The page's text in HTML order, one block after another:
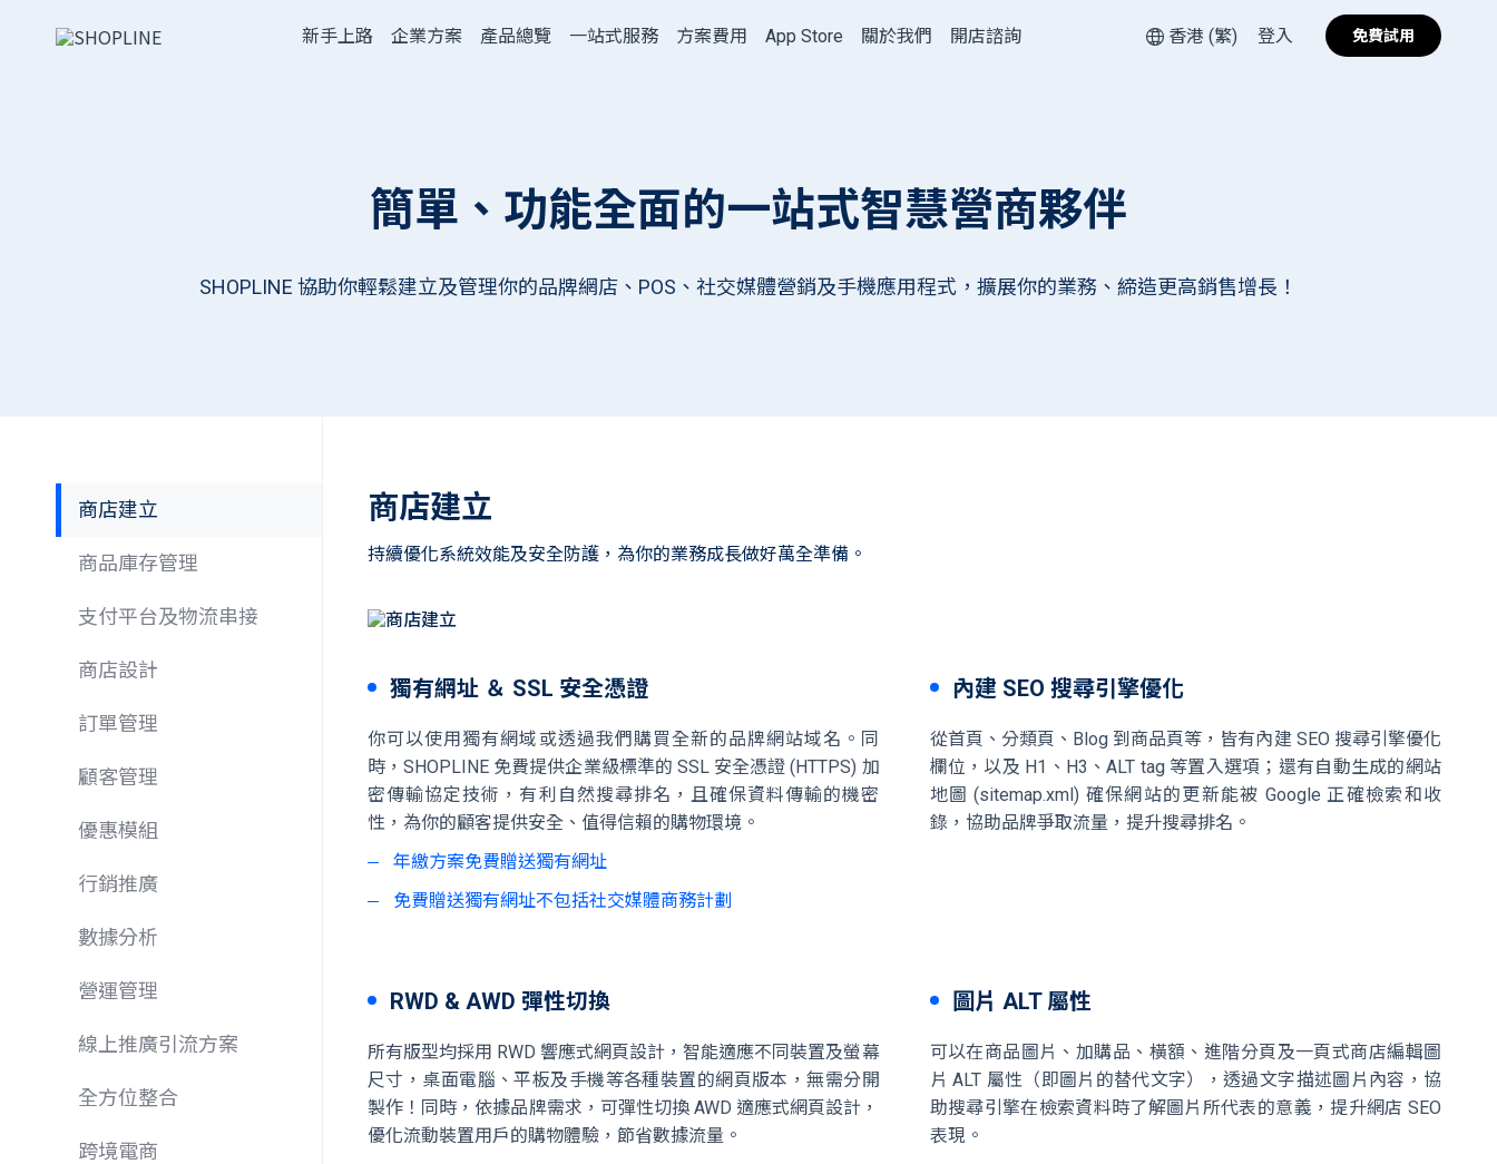
新手上路 企業方案 產品總覽 一站式服務 方案費用 App Store 關於我們 開店諮詢 香港 (繁) 登入 免費試用
簡單、功能全面的一站式智慧營商夥伴
SHOPLINE 協助你輕鬆建立及管理你的品牌網店、POS、社交媒體營銷及手機應用程式，擴展你的業務、締造更高銷售增長！
商店建立
商品庫存管理
支付平台及物流串接
商店設計
訂單管理
顧客管理
優惠模組
行銷推廣
數據分析
營運管理
線上推廣引流方案
全方位整合
跨境電商
商店建立
持續優化系統效能及安全防護，為你的業務成長做好萬全準備。
獨有網址 ＆ SSL 安全憑證
你可以使用獨有網域或透過我們購買全新的品牌網站域名。同
時，SHOPLINE 免費提供企業級標準的 SSL 安全憑證 (HTTPS) 加
密傳輸協定技術，有利自然搜尋排名，且確保資料傳輸的機密
性，為你的顧客提供安全、值得信賴的購物環境。
年繳方案免費贈送獨有網址
免費贈送獨有網址不包括社交媒體商務計劃
內建 SEO 搜尋引擎優化
從首頁、分類頁、Blog 到商品頁等，皆有內建 SEO 搜尋引擎優化
欄位，以及 H1、H3、ALT tag 等置入選項；還有自動生成的網站
地圖 (sitemap.xml) 確保網站的更新能被 Google 正確檢索和收
錄，協助品牌爭取流量，提升搜尋排名。
RWD & AWD 彈性切換
所有版型均採用 RWD 響應式網頁設計，智能適應不同裝置及螢幕
尺寸，桌面電腦、平板及手機等各種裝置的網頁版本，無需分開
製作！同時，依據品牌需求，可彈性切換 AWD 適應式網頁設計，
優化流動裝置用戶的購物體驗，節省數據流量。
圖片 ALT 屬性
可以在商品圖片、加購品、橫額、進階分頁及一頁式商店編輯圖
片 ALT 屬性（即圖片的替代文字），透過文字描述圖片內容，協
助搜尋引擎在檢索資料時了解圖片所代表的意義，提升網店 SEO
表現。